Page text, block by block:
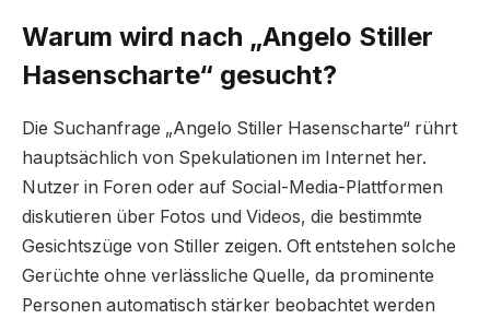
Warum wird nach „Angelo Stiller
Hasenscharte“ gesucht?
Die Suchanfrage „Angelo Stiller Hasenscharte“ rührt
hauptsächlich von Spekulationen im Internet her.
Nutzer in Foren oder auf Social-Media-Plattformen
diskutieren über Fotos und Videos, die bestimmte
Gesichtszüge von Stiller zeigen. Oft entstehen solche
Gerüchte ohne verlässliche Quelle, da prominente
Personen automatisch stärker beobachtet werden